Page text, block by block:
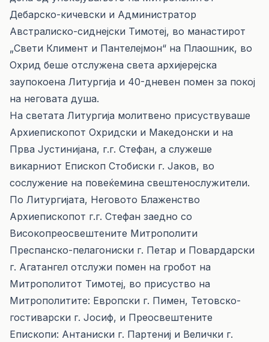
Дебарско-кичевски и Администратор
Австралиско-сиднејски Тимотеј, во манастирот
„Свети Климент и Пантелејмон“ на Плаошник, во
Охрид беше отслужена света архијерејска
заупокоена Литургија и 40-дневен помен за покој
на неговата душа.
На светата Литургија молитвено присуствуваше
Архиепископот Охридски и Македонски и на
Прва Јустинијана, г.г. Стефан, а служеше
викарниот Епископ Стобиски г. Јаков, во
сослужение на повеќемина свештенослужители.
По Литургијата, Неговото Блаженство
Архиепископот г.г. Стефан заедно со
Високопреосвештените Митрополити
Преспанско-пелагониски г. Петар и Повардарски
г. Агатангел отслужи помен на гробот на
Митрополитот Тимотеј, во присуство на
Митрополитите: Европски г. Пимен, Тетовско-
гостиварски г. Јосиф, и Преосвештените
Епископи: Антаниски г. Партениј и Велички г.